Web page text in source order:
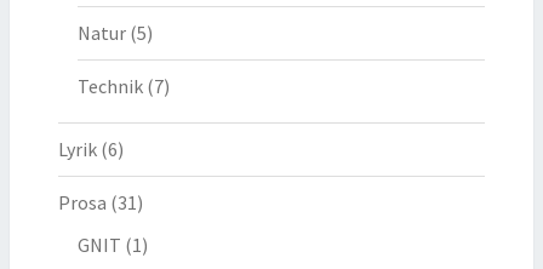
Natur (5)
Technik (7)
Lyrik (6)
Prosa (31)
GNIT (1)